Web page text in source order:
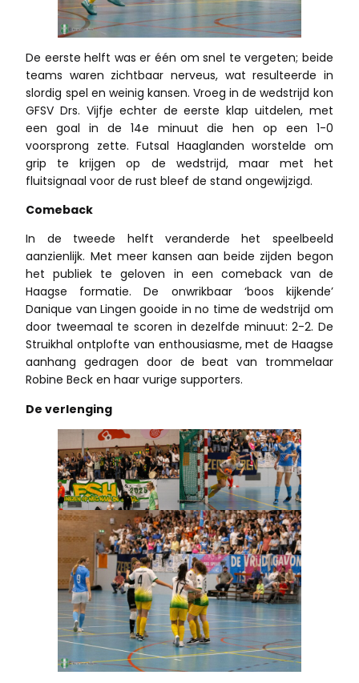
De eerste helft was er één om snel te vergeten; beide
teams waren zichtbaar nerveus, wat resulteerde in
slordig spel en weinig kansen. Vroeg in de wedstrijd kon
GFSV Drs. Vijfje echter de eerste klap uitdelen, met
een goal in de 14e minuut die hen op een 1-0
voorsprong zette. Futsal Haaglanden worstelde om
grip te krijgen op de wedstrijd, maar met het
fluitsignaal voor de rust bleef de stand ongewijzigd.
Comeback
In de tweede helft veranderde het speelbeeld
aanzienlijk. Met meer kansen aan beide zijden begon
het publiek te geloven in een comeback van de
Haagse formatie. De onwrikbaar ‘boos kijkende’
Danique van Lingen gooide in no time de wedstrijd om
door tweemaal te scoren in dezelfde minuut: 2-2. De
Struikhal ontplofte van enthousiasme, met de Haagse
aanhang gedragen door de beat van trommelaar
Robine Beck en haar vurige supporters.
De verlenging